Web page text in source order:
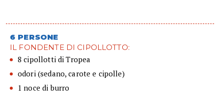
6 PERSONE
IL FONDENTE DI CIPOLLOTTO:
8 cipollotti di Tropea
odori (sedano, carote e cipolle)
1 noce di burro